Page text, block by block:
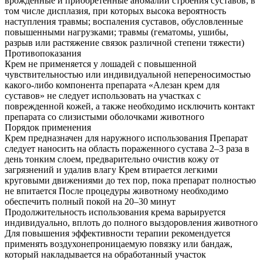
том числе дисплазия, при которых высока вероятность
наступления травмы; воспаления суставов, обусловленные
повышенными нагрузками; травмы (гематомы, ушибы,
разрыв или растяжение связок различной степени тяжести)
Противопоказания
Крем не применяется у лошадей с повышенной
чувствительностью или индивидуальной непереносимостью
какого-либо компонента препарата «Алезан крем для
суставов» не следует использовать на участках с
поврежденной кожей, а также необходимо исключить контакт
препарата со слизистыми оболочками животного
Порядок применения
Крем предназначен для наружного использования Препарат
следует наносить на область пораженного сустава 2–3 раза в
день тонким слоем, предварительно очистив кожу от
загрязнений и удалив влагу Крем втирается легкими
круговыми движениями до тех пор, пока препарат полностью
не впитается После процедуры животному необходимо
обеспечить полный покой на 20–30 минут
Продолжительность использования крема варьируется
индивидуально, вплоть до полного выздоровления животного
Для повышения эффективности терапии рекомендуется
применять воздухонепроницаемую повязку или бандаж,
который накладывается на обработанный участок